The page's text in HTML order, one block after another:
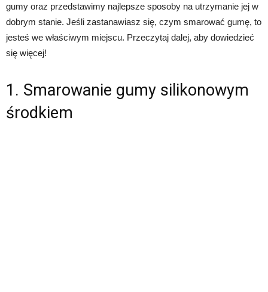
gumy oraz przedstawimy najlepsze sposoby na utrzymanie jej w
dobrym stanie. Jeśli zastanawiasz się, czym smarować gumę, to
jesteś we właściwym miejscu. Przeczytaj dalej, aby dowiedzieć
się więcej!
1. Smarowanie gumy silikonowym
środkiem